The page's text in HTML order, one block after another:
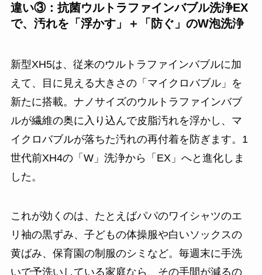
違い③：抗菌ウルトラファインバブル洗浄EX
で、汚れを「浮かす」＋「防ぐ」のW泡洗浄
新型XH5は、従来のウルトラファインバブルに加
えて、目に見える大きさの「マイクロバブル」を
新たに搭載。ナノサイズのウルトラファインバブ
ルが繊維の奥に入り込んで皮脂汚れを浮かし、マ
イクロバブルが落ちた汚れの再付着を防ぎます。1
世代前XH4の「W」洗浄から「EX」へと進化しま
した。
これが効くのは、たとえばパパのワイシャツのエ
リ袖の黒ずみ、子どもの体操服や白いソックスの
黄ばみ、保育園の制服のシミなど。毎週末に手洗
いで予洗いしている家庭なら、その手間が減るの